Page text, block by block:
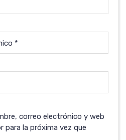
*
correo electrónico y web
para la próxima vez que